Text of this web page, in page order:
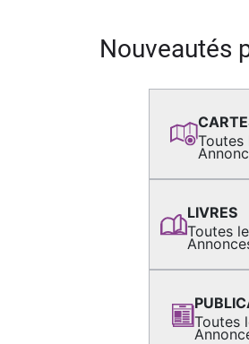
Nouveautés
Toutes
LIVRES
Toutes
Toutes